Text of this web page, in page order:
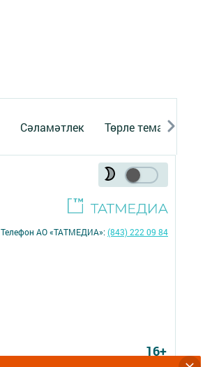
Сәламәтлек Төрле темалар
Телефон АО «ТАТМЕДИА»:(843) 222 09 84
16+